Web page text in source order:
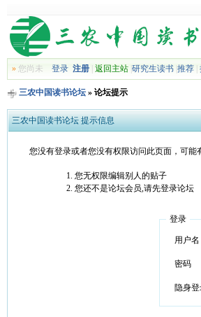
»您尚未 登录 注册| 返回主站| 研究生读书| 推荐|
三农中国读书论坛» 论坛提示
三农中国读书论坛 提示信息
您没有登录或者您没有权限访问此页面，可能
您无权限编辑别人的贴子
您还不是论坛会员,请先登录论坛
登录
用户名
密码
隐身